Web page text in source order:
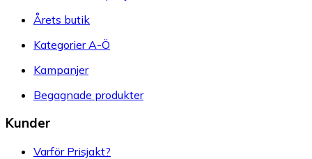
Årets butik
Kategorier A-Ö
Kampanjer
Begagnade produkter
Kunder
Varför Prisjakt?